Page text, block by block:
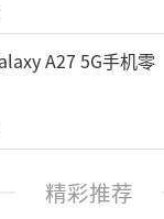
A27 5G手机零
精彩推荐